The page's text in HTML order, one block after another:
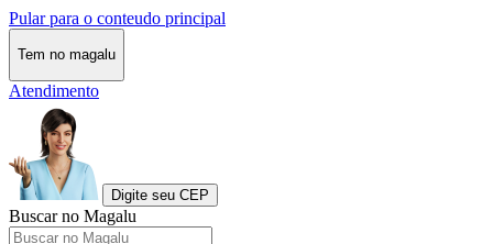
Pular para o conteudo principal
Tem no magalu
Atendimento
Digite seu CEP
Buscar no Magalu